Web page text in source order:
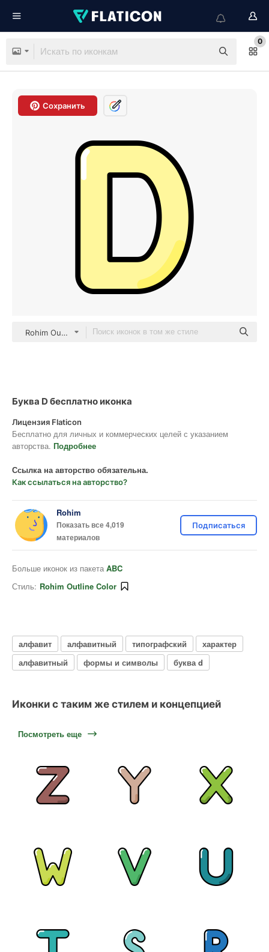
0
Сохранить
Rohim Outline Color
Буква D бесплатно иконка
Лицензия Flaticon
Бесплатно для личных и коммерческих целей с указанием
авторства. Подробнее
Ссылка на авторство обязательна.
Как ссылаться на авторство?
Rohim
Показать все 4,019
материалов
Подписаться
Больше иконок из пакета ABC
Стиль: Rohim Outline Color
алфавит алфавитный типографский
характер
алфавитный
формы и символы буква d
Иконки с таким же стилем и концепцией
Посмотреть еще